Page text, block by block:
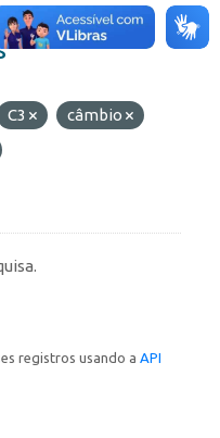
C3
câmbio
registros usando a API